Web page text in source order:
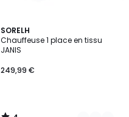
SORELH
Chauffeuse 1 place en tissu
JANIS
249,99 €
4
/
5
6
Couleurs